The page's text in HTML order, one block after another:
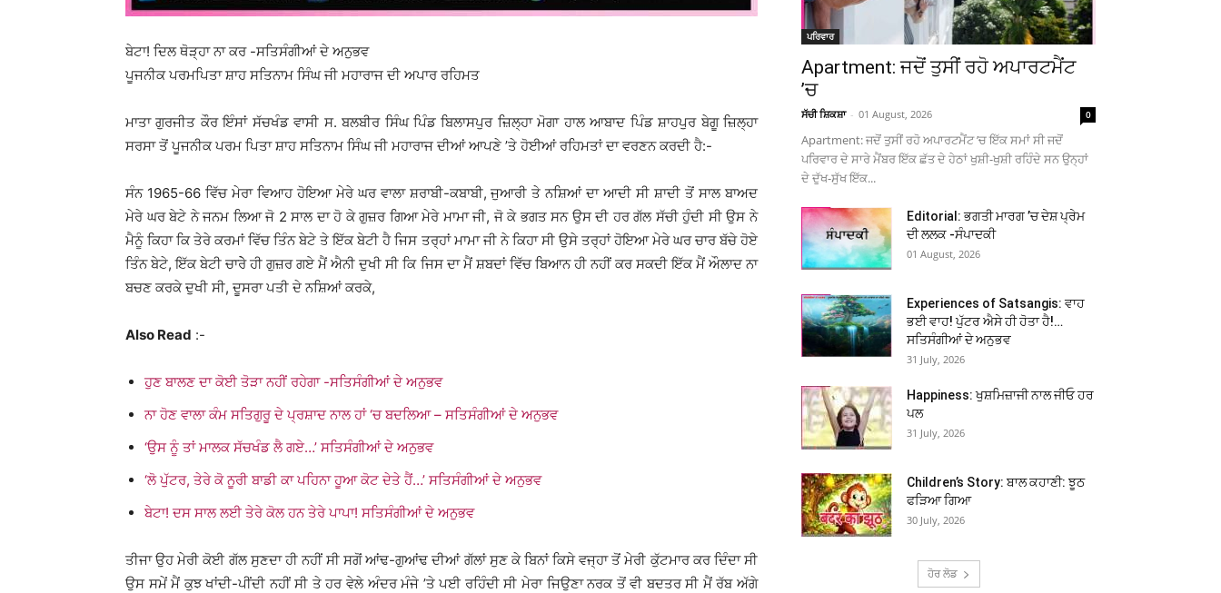
ਬੇਟਾ! ਦਿਲ ਥੋੜ੍ਹਾ ਨਾ ਕਰ -ਸਤਿਸੰਗੀਆਂ ਦੇ ਅਨੁਭਵ
ਪੂਜਨੀਕ ਪਰਮਪਿਤਾ ਸ਼ਾਹ ਸਤਿਨਾਮ ਸਿੰਘ ਜੀ ਮਹਾਰਾਜ ਦੀ ਅਪਾਰ ਰਹਿਮਤ
ਮਾਤਾ ਗੁਰਜੀਤ ਕੌਰ ਇੰਸਾਂ ਸੱਚਖੰਡ ਵਾਸੀ ਸ. ਬਲਬੀਰ ਸਿੰਘ ਪਿੰਡ ਬਿਲਾਸਪੁਰ ਜ਼ਿਲ੍ਹਾ ਮੋਗਾ ਹਾਲ ਆਬਾਦ ਪਿੰਡ ਸ਼ਾਹਪੁਰ ਬੇਗੂ ਜ਼ਿਲ੍ਹਾ
ਸਰਸਾ ਤੋਂ ਪੂਜਨੀਕ ਪਰਮ ਪਿਤਾ ਸ਼ਾਹ ਸਤਿਨਾਮ ਸਿੰਘ ਜੀ ਮਹਾਰਾਜ ਦੀਆਂ ਆਪਣੇ ’ਤੇ ਹੋਈਆਂ ਰਹਿਮਤਾਂ ਦਾ ਵਰਣਨ ਕਰਦੀ ਹੈ:-
ਸੰਨ 1965-66 ਵਿੱਚ ਮੇਰਾ ਵਿਆਹ ਹੋਇਆ ਮੇਰੇ ਘਰ ਵਾਲਾ ਸ਼ਰਾਬੀ-ਕਬਾਬੀ, ਜੁਆਰੀ ਤੇ ਨਸ਼ਿਆਂ ਦਾ ਆਦੀ ਸੀ ਸ਼ਾਦੀ ਤੋਂ ਸਾਲ ਬਾਅਦ
ਮੇਰੇ ਘਰ ਬੇਟੇ ਨੇ ਜਨਮ ਲਿਆ ਜੋ 2 ਸਾਲ ਦਾ ਹੋ ਕੇ ਗੁਜ਼ਰ ਗਿਆ ਮੇਰੇ ਮਾਮਾ ਜੀ, ਜੋ ਕੇ ਭਗਤ ਸਨ ਉਸ ਦੀ ਹਰ ਗੱਲ ਸੱਚੀ ਹੁੰਦੀ ਸੀ ਉਸ ਨੇ
ਮੈਨੂੰ ਕਿਹਾ ਕਿ ਤੇਰੇ ਕਰਮਾਂ ਵਿੱਚ ਤਿੰਨ ਬੇਟੇ ਤੇ ਇੱਕ ਬੇਟੀ ਹੈ ਜਿਸ ਤਰ੍ਹਾਂ ਮਾਮਾ ਜੀ ਨੇ ਕਿਹਾ ਸੀ ਉਸੇ ਤਰ੍ਹਾਂ ਹੋਇਆ ਮੇਰੇ ਘਰ ਚਾਰ ਬੱਚੇ ਹੋਏ
ਤਿੰਨ ਬੇਟੇ, ਇੱਕ ਬੇਟੀ ਚਾਰੇੇ ਹੀ ਗੁਜ਼ਰ ਗਏ ਮੈਂ ਐਨੀ ਦੁਖੀ ਸੀ ਕਿ ਜਿਸ ਦਾ ਮੈਂ ਸ਼ਬਦਾਂ ਵਿੱਚ ਬਿਆਨ ਹੀ ਨਹੀਂ ਕਰ ਸਕਦੀ ਇੱਕ ਮੈਂ ਔਲਾਦ ਨਾ
ਬਚਣ ਕਰਕੇ ਦੁਖੀ ਸੀ, ਦੂਸਰਾ ਪਤੀ ਦੇ ਨਸ਼ਿਆਂ ਕਰਕੇ,
Also Read :-
ਹੁਣ ਬਾਲਣ ਦਾ ਕੋਈ ਤੋੜਾ ਨਹੀਂ ਰਹੇਗਾ -ਸਤਿਸੰਗੀਆਂ ਦੇ ਅਨੁਭਵ
ਨਾ ਹੋਣ ਵਾਲਾ ਕੰਮ ਸਤਿਗੁਰੂ ਦੇ ਪ੍ਰਸ਼ਾਦ ਨਾਲ ਹਾਂ ‘ਚ ਬਦਲਿਆ – ਸਤਿਸੰਗੀਆਂ ਦੇ ਅਨੁਭਵ
‘ਉਸ ਨੂੰ ਤਾਂ ਮਾਲਕ ਸੱਚਖੰਡ ਲੈ ਗਏ…’ ਸਤਿਸੰਗੀਆਂ ਦੇ ਅਨੁਭਵ
‘ਲੋ ਪੁੱਟਰ, ਤੇਰੇ ਕੋ ਨੂਰੀ ਬਾਡੀ ਕਾ ਪਹਿਨਾ ਹੂਆ ਕੋਟ ਦੇਤੇ ਹੈਂ…’ ਸਤਿਸੰਗੀਆਂ ਦੇ ਅਨੁਭਵ
ਬੇਟਾ! ਦਸ ਸਾਲ ਲਈ ਤੇਰੇ ਕੋਲ ਹਨ ਤੇਰੇ ਪਾਪਾ! ਸਤਿਸੰਗੀਆਂ ਦੇ ਅਨੁਭਵ
ਤੀਜਾ ਉਹ ਮੇਰੀ ਕੋਈ ਗੱਲ ਸੁਣਦਾ ਹੀ ਨਹੀਂ ਸੀ ਸਗੋਂ ਆਂਢ-ਗੁਆਂਢ ਦੀਆਂ ਗੱਲਾਂ ਸੁਣ ਕੇ ਬਿਨਾਂ ਕਿਸੇ ਵਜ੍ਹਾ ਤੋਂ ਮੇਰੀ ਕੁੱਟਮਾਰ ਕਰ ਦਿੰਦਾ ਸੀ
ਉਸ ਸਮੇਂ ਮੈਂ ਕੁਝ ਖਾਂਦੀ-ਪੀਂਦੀ ਨਹੀਂ ਸੀ ਤੇ ਹਰ ਵੇਲੇ ਅੰਦਰ ਮੰਜੇ ’ਤੇ ਪਈ ਰਹਿੰਦੀ ਸੀ ਮੇਰਾ ਜਿਉਣਾ ਨਰਕ ਤੋਂ ਵੀ ਬਦਤਰ ਸੀ ਮੈਂ ਰੱਬ ਅੱਗੇ
ਪਰਿਵਾਰ
Apartment: ਜਦੋਂ ਤੁਸੀਂ ਰਹੋ ਅਪਾਰਟਮੈਂਟ
’ਚ
ਸੱਚੀ ਸ਼ਿਕਸ਼ਾ - 01 August, 2026 0
Apartment: ਜਦੋਂ ਤੁਸੀਂ ਰਹੋ ਅਪਾਰਟਮੈਂਟ ’ਚ ਇੱਕ ਸਮਾਂ ਸੀ ਜਦੋਂ
ਪਰਿਵਾਰ ਦੇ ਸਾਰੇ ਮੈਂਬਰ ਇੱਕ ਛੱਤ ਦੇ ਹੇਠਾਂ ਖੁਸ਼ੀ-ਖੁਸ਼ੀ ਰਹਿੰਦੇ ਸਨ ਉਨ੍ਹਾਂ
ਦੇ ਦੁੱਖ-ਸੁੱਖ ਇੱਕ...
Editorial: ਭਗਤੀ ਮਾਰਗ ’ਚ ਦੇਸ਼ ਪ੍ਰੇਮ
ਦੀ ਲਲਕ -ਸੰਪਾਦਕੀ
01 August, 2026
Experiences of Satsangis: ਵਾਹ
ਭਈ ਵਾਹ! ਪੁੱਟਰ ਐਸੇ ਹੀ ਹੋਤਾ ਹੈ!…
ਸਤਿਸੰਗੀਆਂ ਦੇ ਅਨੁਭਵ
31 July, 2026
Happiness: ਖੁਸ਼ਮਿਜ਼ਾਜੀ ਨਾਲ ਜੀਓ ਹਰ
ਪਲ
31 July, 2026
Children’s Story: ਬਾਲ ਕਹਾਣੀ: ਝੂਠ
ਫੜਿਆ ਗਿਆ
30 July, 2026
ਹੋਰ ਲੋਡ